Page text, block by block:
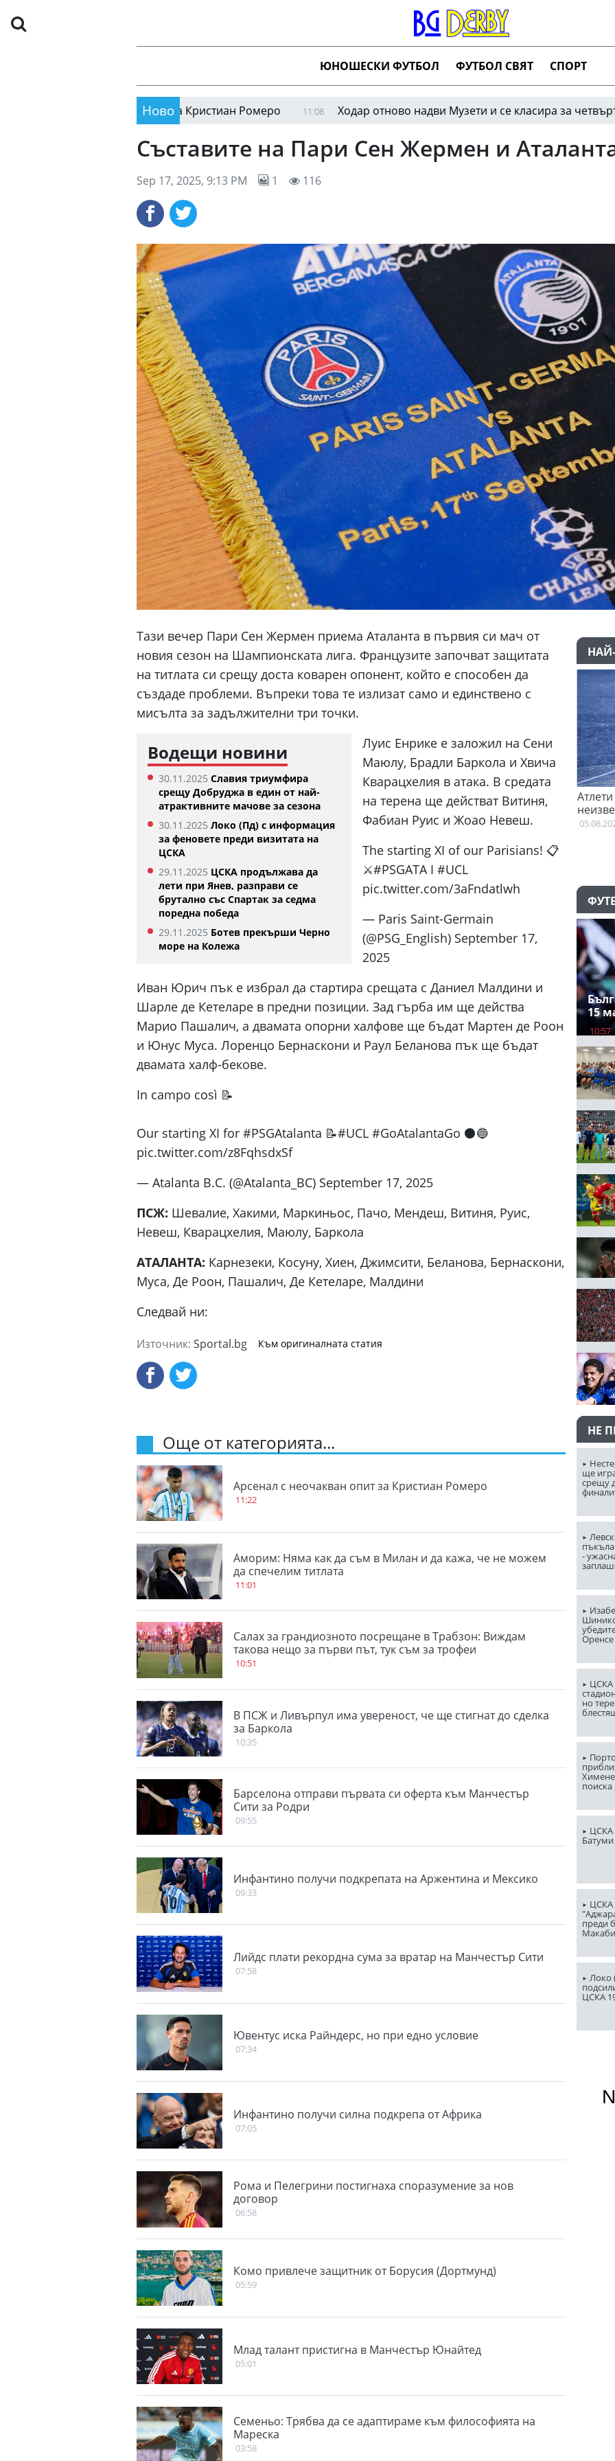
ЮНОШЕСКИ ФУТБОЛ ФУТБОЛ СВЯТ СПОРТ
Ново
с неочакван опит за Кристиан Ромеро 11:08 Ходар отново надви Музети и се класира за четвъртия кръг
Съставите на Пари Сен Жермен и
Sep 17, 2025, 9:13 PM 1 116
Тази вечер Пари Сен Жермен приема Аталанта в първия си мач от
новия сезон на Шампионската лига. Французите започват защитата
на титлата си срещу доста коварен опонент, който е способен да
създаде проблеми. Въпреки това те излизат само и единствено с
мисълта за задължителни три точки.
Водещи новини
30.11.2025 Славия триумфира
срещу Добруджа в един от най-
атрактивните мачове за сезона
30.11.2025 Локо (Пд) с информация
за феновете преди визитата на
ЦСКА
29.11.2025 ЦСКА продължава да
лети при Янев, разправи се
брутално със Спартак за седма
поредна победа
29.11.2025 Ботев прекърши Черно
море на Колежа
Луис Енрике е заложил на Сени
Маюлу, Брадли Баркола и Хвича
Кварацхелия в атака. В средата
на терена ще действат Витиня,
Фабиан Руис и Жоао Невеш.
The starting XI of our Parisians! 📋
⚔️#PSGATA I #UCL
pic.twitter.com/3aFndatlwh
— Paris Saint-Germain
(@PSG_English) September 17,
2025
Иван Юрич пък е избрал да стартира срещата с Даниел Малдини и
Шарле де Кетеларе в предни позиции. Зад гърба им ще действа
Марио Пашалич, а двамата опорни халфове ще бъдат Мартен де Роон
и Юнус Муса. Лоренцо Бернаскони и Раул Беланова пък ще бъдат
двамата халф-бекове.
In campo così 📝
Our starting XI for #PSGAtalanta 📝#UCL #GoAtalantaGo ⚫🔵
pic.twitter.com/z8FqhsdxSf
— Atalanta B.C. (@Atalanta_BC) September 17, 2025
ПСЖ: Шевалие, Хакими, Маркиньос, Пачо, Мендеш, Витиня, Руис,
Невеш, Кварацхелия, Маюлу, Баркола
АТАЛАНТА: Карнезеки, Косуну, Хиен, Джимсити, Беланова, Бернаскони,
Муса, Де Роон, Пашалич, Де Кетеларе, Малдини
Следвай ни:
Източник: Sportal.bg Към оригиналната статия
Още от категорията...
Aрсенал с неочакван опит за Кристиан Ромеро
11:22
Аморим: Няма как да съм в Милан и да кажа, че не можем
да спечелим титлата
11:01
Салах за грандиозното посрещане в Трабзон: Виждам
такова нещо за първи път, тук съм за трофеи
10:51
В ПСЖ и Ливърпул има увереност, че ще стигнат до сделка
за Баркола
10:35
Барселона отправи първата си оферта към Манчестър
Сити за Родри
09:55
Инфантино получи подкрепата на Аржентина и Мексико
09:33
Лийдс плати рекордна сума за вратар на Манчестър Сити
07:58
Ювентус иска Райндерс, но при едно условие
07:34
Инфантино получи силна подкрепа от Африка
07:05
Рома и Пелегрини постигнаха споразумение за нов
договор
06:58
Комо привлече защитник от Борусия (Дортмунд)
05:59
Млад талант пристигна в Манчестър Юнайтед
05:01
Семеньо: Трябва да се адаптираме към философията на
Мареска
03:58
Феран Торес е казал "да" на Пари Сен
Жермен
02:59
Атлети от Пакистан и Уганда са в
неизвестност след Игрите на
Британската общност
05.08.2026
15
10:57
НЕ
ще
срещу
-
Оренсе
ЦСКА
но
ЦСКА
Батуми
ЦСКА
преди
Локо
ЦСКА